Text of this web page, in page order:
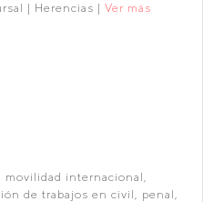
| Herencias | Ver más
movilidad internacional,
de trabajos en civil, penal,